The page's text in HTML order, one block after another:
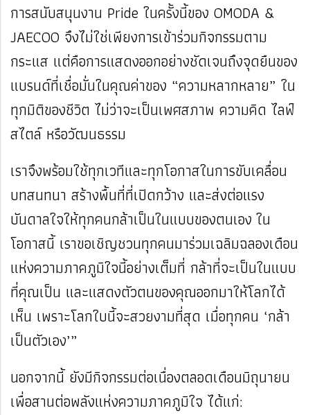
การสนับสนุนงาน Pride ในครั้งนี้ของ OMODA &
JAECOO จึงไม่ใช่เพียงการเข้าร่วมกิจกรรมตาม
กระแส แต่คือการแสดงออกอย่างชัดเจนถึงจุดยืนของ
แบรนด์ที่เชื่อมั่นในคุณค่าของ “ความหลากหลาย” ใน
ทุกมิติของชีวิต ไม่ว่าจะเป็นเพศสภาพ ความคิด ไลฟ์
สไตล์ หรือวัฒนธรรม
เราจึงพร้อมใช้ทุกเวทีและทุกโอกาสในการขับเคลื่อน
บทสนทนา สร้างพื้นที่ที่เปิดกว้าง และส่งต่อแรง
บันดาลใจให้ทุกคนกล้าเป็นในแบบของตนเอง ใน
โอกาสนี้ เราขอเชิญชวนทุกคนมาร่วมเฉลิมฉลองเดือน
แห่งความภาคภูมิใจนี้อย่างเต็มที่ กล้าที่จะเป็นในแบบ
ที่คุณเป็น และแสดงตัวตนของคุณออกมาให้โลกได้
เห็น เพราะโลกใบนี้จะสวยงามที่สุด เมื่อทุกคน ‘กล้า
เป็นตัวเอง’”
นอกจากนี้ ยังมีกิจกรรมต่อเนื่องตลอดเดือนมิถุนายน
เพื่อสานต่อพลังแห่งความภาคภูมิใจ ได้แก่: